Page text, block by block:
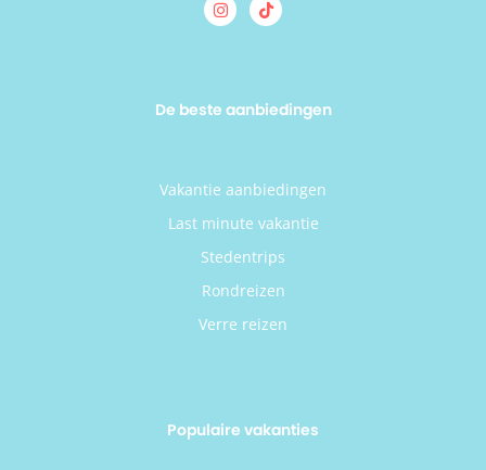
De beste aanbiedingen
Vakantie aanbiedingen
Last minute vakantie
Stedentrips
Rondreizen
Verre reizen
Populaire vakanties